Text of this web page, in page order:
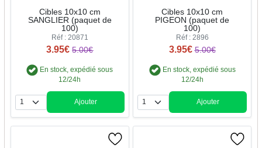
Cibles 10x10 cm
SANGLIER (paquet de
100)
Réf : 20871
3.95€ 5.00€
En stock, expédié sous
12/24h
Quantité
Ajouter
Cibles 10x10 cm
PIGEON (paquet de
100)
Réf : 2896
3.95€ 5.00€
En stock, expédié sous
12/24h
Quantité
Ajouter